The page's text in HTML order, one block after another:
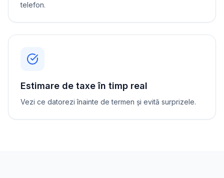
telefon.
Estimare de taxe în timp real
Vezi ce datorezi înainte de termen și evită surprizele.